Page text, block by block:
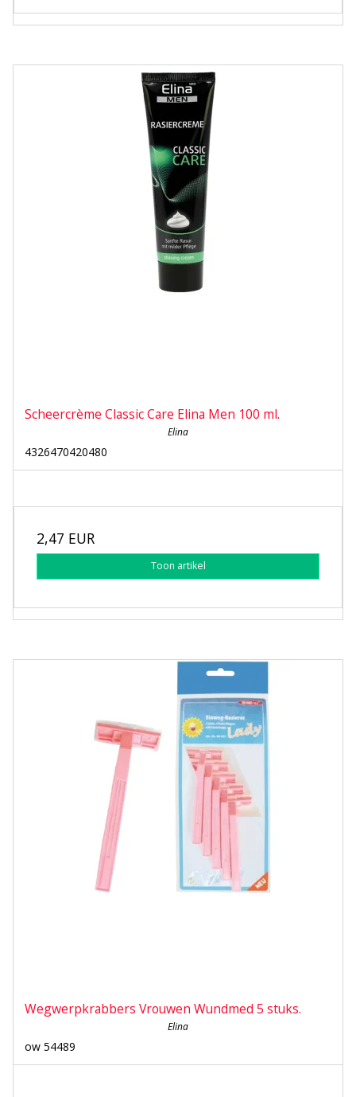
Scheercrème Classic Care Elina Men 100 ml.
Elina
4326470420480
2,47 EUR
Toon artikel
Wegwerpkrabbers Vrouwen Wundmed 5 stuks.
Elina
ow 54489